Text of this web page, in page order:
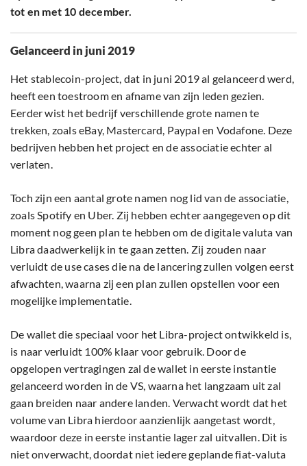
tot en met 10 december.
Gelanceerd in juni 2019
Het stablecoin-project, dat in juni 2019 al gelanceerd werd,
heeft een toestroom en afname van zijn leden gezien.
Eerder wist het bedrijf verschillende grote namen te
trekken, zoals eBay, Mastercard, Paypal en Vodafone. Deze
bedrijven hebben het project en de associatie echter al
verlaten.
Toch zijn een aantal grote namen nog lid van de associatie,
zoals Spotify en Uber. Zij hebben echter aangegeven op dit
moment nog geen plan te hebben om de digitale valuta van
Libra daadwerkelijk in te gaan zetten. Zij zouden naar
verluidt de use cases die na de lancering zullen volgen eerst
afwachten, waarna zij een plan zullen opstellen voor een
mogelijke implementatie.
De wallet die speciaal voor het Libra-project ontwikkeld is,
is naar verluidt 100% klaar voor gebruik. Door de
opgelopen vertragingen zal de wallet in eerste instantie
gelanceerd worden in de VS, waarna het langzaam uit zal
gaan breiden naar andere landen. Verwacht wordt dat het
volume van Libra hierdoor aanzienlijk aangetast wordt,
waardoor deze in eerste instantie lager zal uitvallen. Dit is
niet onverwacht, doordat niet iedere geplande fiat-valuta